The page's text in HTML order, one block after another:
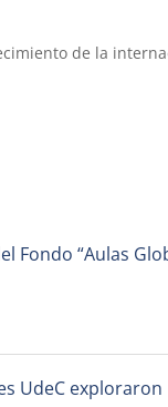
de la
Fondo “Aulas
UdeC